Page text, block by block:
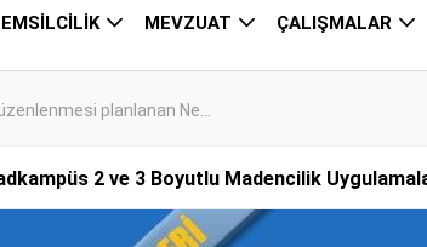
MEVZUAT ÇALIŞMALAR
planlanan Ne...
2 ve 3 Boyutlu Madencilik